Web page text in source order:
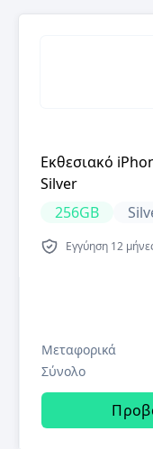
Εκθεσιακό
Silver
256GB
Εγγύηση 12
Μεταφορικά
Σύνολο